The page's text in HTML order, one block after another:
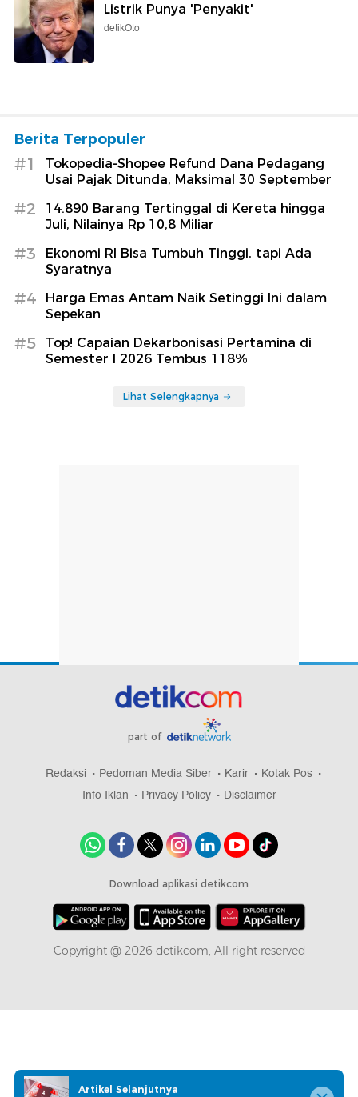
Listrik Punya 'Penyakit'
detikOto
Berita Terpopuler
#1
Tokopedia-Shopee Refund Dana Pedagang
Usai Pajak Ditunda, Maksimal 30 September
#2
14.890 Barang Tertinggal di Kereta hingga
Juli, Nilainya Rp 10,8 Miliar
#3
Ekonomi RI Bisa Tumbuh Tinggi, tapi Ada
Syaratnya
#4
Harga Emas Antam Naik Setinggi Ini dalam
Sepekan
#5
Top! Capaian Dekarbonisasi Pertamina di
Semester I 2026 Tembus 118%
Lihat Selengkapnya
part of
Redaksi Pedoman Media Siber Karir
Kotak Pos
Info Iklan
Privacy Policy Disclaimer
Download aplikasi detikcom
Copyright @ 2026 detikcom, All right reserved
Artikel Selanjutnya